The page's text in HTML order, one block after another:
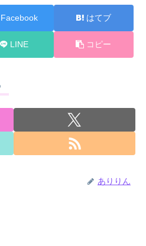
Facebook はてブ
LINE コピー
ありりん